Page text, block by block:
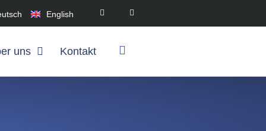
English
uns Kontakt